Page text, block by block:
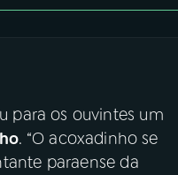
para os ouvintes um
. “O acoxadinho se
paraense da